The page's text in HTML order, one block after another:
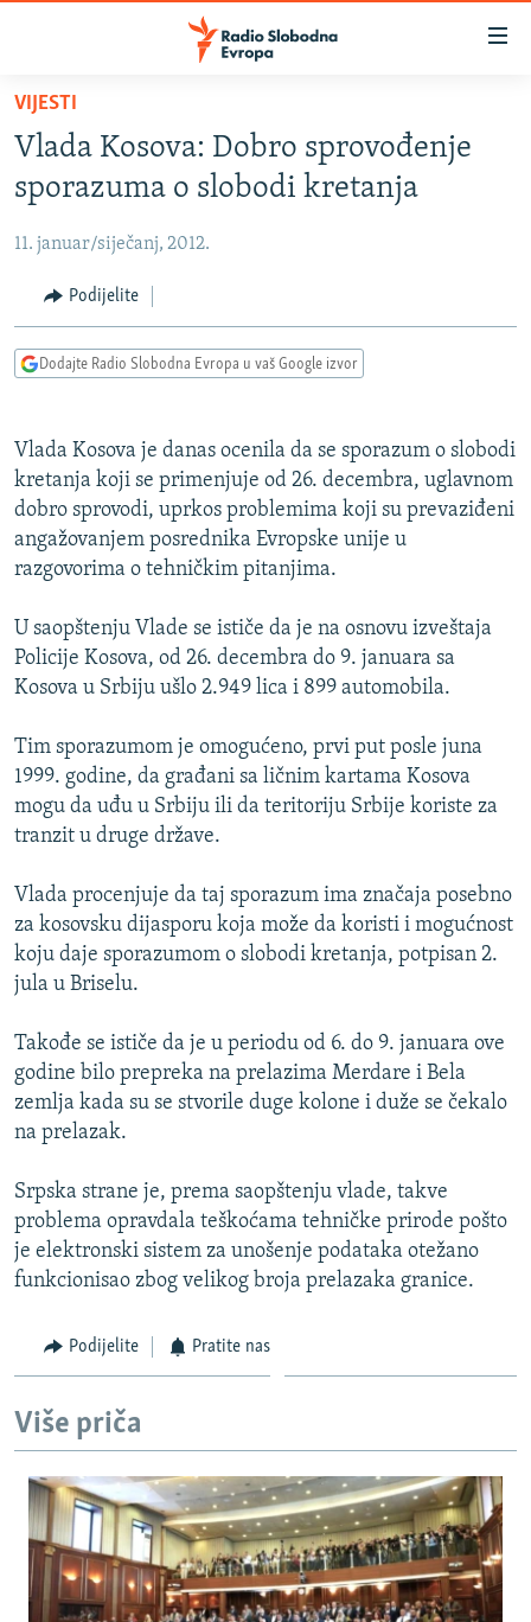
Pređite
glavni
sadržaj
Pređite
na
navigaciju
Pređite
na
VIJESTI
BOSNA I HERCEGOVINA
SRBIJA
KOSOVO
CRNA GORA
VIDEO
INFOGRAFIKE
PODCASTI
KINA NA BALKANU
RSE PRIČE IZ SVIJETA
ISPRIČAJ MI
SPECIJALI RSE
VIŠE OD NASLOVA
POPLAVE I KLIZIŠTA U BIH 2024.
TV LIBERTY
POST SCRIPTUM
MOJA EVROPA
TRI DECENIJE OD RATA U BIH
SVE KARTE DEJTONA
Sve RFE/RL stranice
VIJESTI
Vlada Kosova: Dobro sprovođenje
sporazuma o slobodi kretanja
11. januar/siječanj, 2012.
Podijelite
Dodajte Radio Slobodna Evropa u vaš Google izvor
Vlada Kosova je danas ocenila da se sporazum o slobodi
kretanja koji se primenjuje od 26. decembra, uglavnom
dobro sprovodi, uprkos problemima koji su prevaziđeni
angažovanjem posrednika Evropske unije u
razgovorima o tehničkim pitanjima.
U saopštenju Vlade se ističe da je na osnovu izveštaja
Policije Kosova, od 26. decembra do 9. januara sa
Kosova u Srbiju ušlo 2.949 lica i 899 automobila.
Tim sporazumom je omogućeno, prvi put posle juna
1999. godine, da građani sa ličnim kartama Kosova
mogu da uđu u Srbiju ili da teritoriju Srbije koriste za
tranzit u druge države.
Vlada procenjuje da taj sporazum ima značaja posebno
za kosovsku dijasporu koja može da koristi i mogućnost
koju daje sporazumom o slobodi kretanja, potpisan 2.
jula u Briselu.
Takođe se ističe da je u periodu od 6. do 9. januara ove
godine bilo prepreka na prelazima Merdare i Bela
zemlja kada su se stvorile duge kolone i duže se čekalo
na prelazak.
Srpska strane je, prema saopštenju vlade, takve
problema opravdala teškoćama tehničke prirode pošto
je elektronski sistem za unošenje podataka otežano
funkcionisao zbog velikog broja prelazaka granice.
Podijelite Pratite nas
Više priča